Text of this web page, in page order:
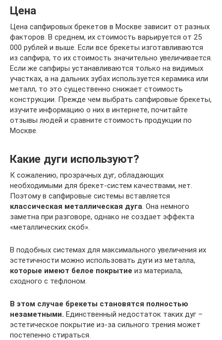
Цена
Цена сапфировых брекетов в Москве зависит от разных
факторов. В среднем, их стоимость варьируется от 25
000 рублей и выше. Если все брекеты изготавливаются
из сапфира, то их стоимость значительно увеличивается.
Если же сапфиры устанавливаются только на видимых
участках, а на дальних зубах используется керамика или
металл, то это существенно снижает стоимость
конструкции. Прежде чем выбрать сапфировые брекеты,
изучите информацию о них в интернете, почитайте
отзывы людей и сравните стоимость продукции по
Москве.
Какие дуги используют?
К сожалению, прозрачных дуг, обладающих
необходимыми для брекет-систем качествами, нет.
Поэтому в сапфировые системы вставляется
классическая металлическая дуга. Она немного
заметна при разговоре, однако не создает эффекта
«металлических скоб».
В подобных системах для максимального увеличения их
эстетичности можно использовать дуги из металла,
которые имеют белое покрытие из материала,
сходного с тефлоном.
В этом случае брекеты становятся полностью
незаметными. Единственный недостаток таких дуг –
эстетическое покрытие из-за сильного трения может
постепенно стираться.